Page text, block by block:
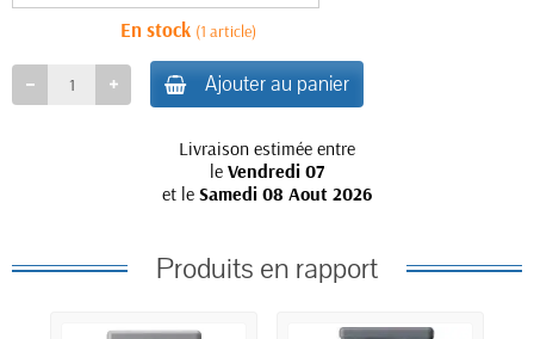
En stock (1 article)
Ajouter au panier
Livraison estimée entre
le Vendredi 07
et le Samedi 08 Aout 2026
Produits en rapport